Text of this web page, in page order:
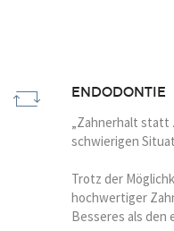
ENDODONTIE
„Zahnerhalt statt
schwierigen
Trotz der
hochwertiger
Besseres als den